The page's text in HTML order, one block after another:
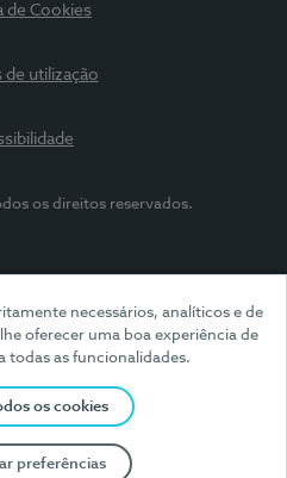
necessários, analíticos e de
oferecer uma boa experiência de
todas as funcionalidades.
os cookies
preferências
de Cookies
de utilização
os direitos reservados.